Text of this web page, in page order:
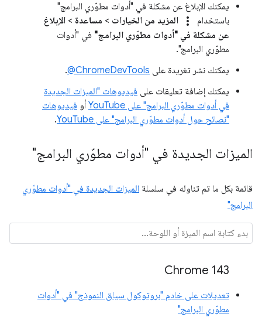
يمكنك الإبلاغ عن مشكلة في "أدوات مطوّري البرامج"
باستخدام
more_vert المزيد من الخيارات > مساعدة > الإبلاغ
عن مشكلة في "أدوات مطوّري البرامج" في "أدوات
مطوّري البرامج".
يمكنك نشر تغريدة على ‎@ChromeDevTools
.
يمكنك إضافة تعليقات على فيديوهات "الميزات الجديدة
في أدوات مطوّري البرامج" على YouTube
أو فيديوهات
"نصائح حول أدوات مطوّري البرامج" على YouTube
.
الميزات الجديدة في "أدوات مطوّري البرامج"
قائمة بكل ما تم تناوله في سلسلة الميزات الجديدة في "أدوات مطوّري
البرامج"
Chrome 143
تعديلات على خادم "بروتوكول سياق النموذج" في "أدوات
مطوّري البرامج"